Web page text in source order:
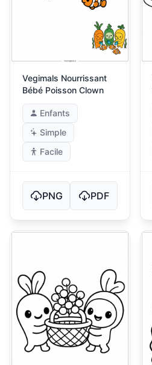
Vegimals Nourrissant
Bébé Poisson Clown
Enfants
Simple
Facile
PNG PDF